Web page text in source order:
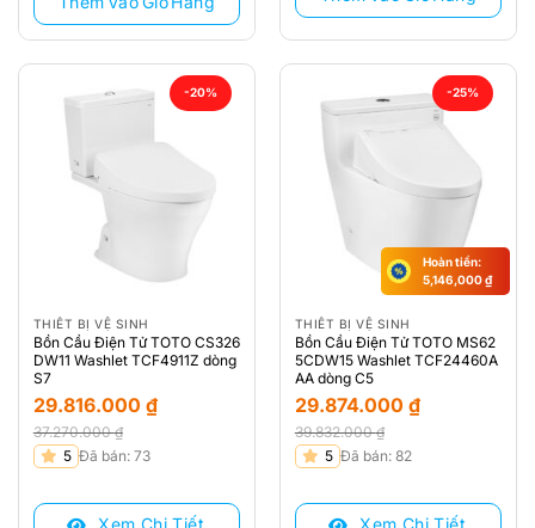
-20%
THIẾT BỊ VỆ SINH
Bồn Cầu Điện Tử TOTO CS326
DW11 Washlet TCF4911Z dòng
S7
37.270.000₫
Giá
là:
29.816.000 ₫
Giá
tại
5 Đã bán: 73
-25%
Hoàn tiền:
5,146,000₫
THIẾT BỊ VỆ SINH
Bồn Cầu Điện Tử TOTO MS62
5CDW15 Washlet TCF24460A
AA dòng C5
39.832.000₫
Giá
là:
29.874.000 ₫
Giá
tại
5 Đã bán: 82